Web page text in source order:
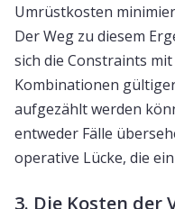
Umrüstkosten
Der Weg zu diesem
sich die Constraints
Kombinationen
aufgezählt werden
entweder Fälle
operative Lücke, die
3. Die Kosten der